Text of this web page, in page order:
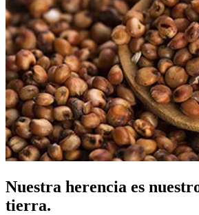
Nuestra herencia es
tierra.